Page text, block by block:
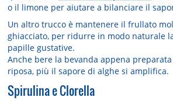
o il limone per aiutare a bilanciare il
Un altro trucco è mantenere il frullato
ghiacciato, per ridurre in modo naturale
papille gustative.
Anche bere la bevanda appena
riposa, più il sapore di alghe si amplifica.
Spirulina e Clorella